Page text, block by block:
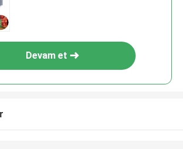
Devam et